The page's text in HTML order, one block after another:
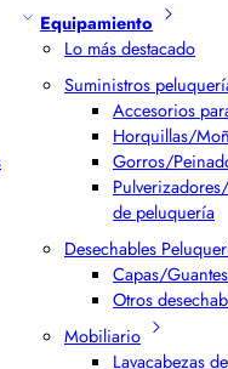
Equipamiento
Lo más destacado
Suministros
Accesorios
Horquillas/
Gorros/
de peluquería
Desechables
Capas/
Otros
Mobiliario
Lavacabezas